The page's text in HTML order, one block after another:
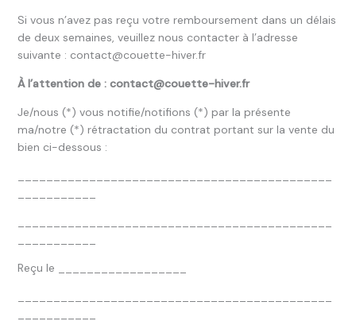
Si vous n’avez pas reçu votre remboursement dans un délais
de deux semaines, veuillez nous contacter à l’adresse
suivante : contact@couette-hiver.fr
À l’attention de : contact@couette-hiver.fr
Je/nous (*) vous notifie/notifions (*) par la présente
ma/notre (*) rétractation du contrat portant sur la vente du
bien ci-dessous :
Reçu le __________________